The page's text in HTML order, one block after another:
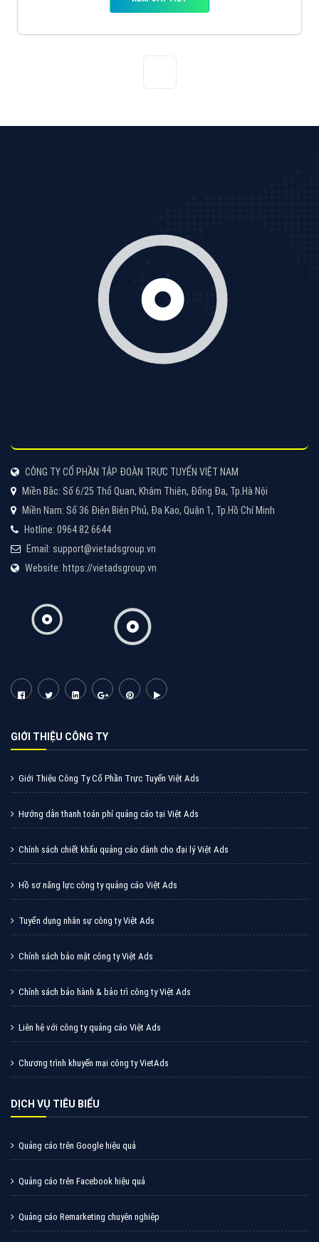
CÔNG TY CỔ PHẦN TẬP ĐOÀN TRỰC TUYẾN VIỆT NAM
Miền Bắc: Số 6/25 Thổ Quan, Khâm Thiên, Đống Đa, Tp.Hà Nội
Miền Nam: Số 36 Điện Biên Phủ, Đa Kao, Quận 1, Tp.Hồ Chí Minh
Hotline: 0964 82 6644
Email: support@vietadsgroup.vn
Website: https://vietadsgroup.vn
GIỚI THIỆU CÔNG TY
Giới Thiệu Công Ty Cổ Phần Trực Tuyến Việt Ads
Hướng dẫn thanh toán phí quảng cáo tại Việt Ads
Chính sách chiết khấu quảng cáo dành cho đại lý Việt Ads
Hồ sơ năng lực công ty quảng cáo Việt Ads
Tuyển dụng nhân sự công ty Việt Ads
Chính sách bảo mật công ty Việt Ads
Chính sách bảo hành & bảo trì công ty Việt Ads
Liên hệ với công ty quảng cáo Việt Ads
Chương trình khuyến mại công ty VietAds
DỊCH VỤ TIÊU BIỂU
Quảng cáo trên Google hiệu quả
Quảng cáo trên Facebook hiệu quả
Quảng cáo Remarketing chuyên nghiệp